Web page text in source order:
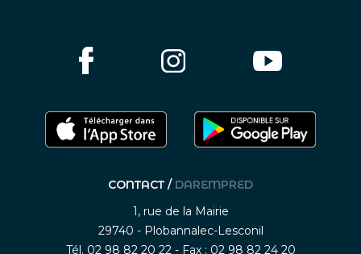
CONTACT / DAREMPRED
1, rue de la Mairie
29740 - Plobannalec-Lesconil
Tél. 02 98 82 20 22 - Fax : 02 98 82 24 20